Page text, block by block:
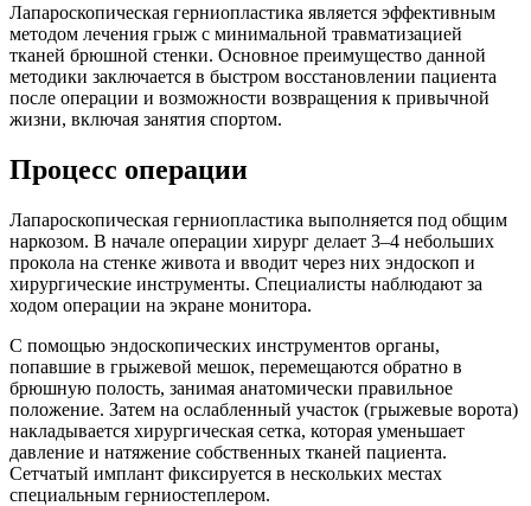
Лапароскопическая герниопластика является эффективным
методом лечения грыж с минимальной травматизацией
тканей брюшной стенки. Основное преимущество данной
методики заключается в быстром восстановлении пациента
после операции и возможности возвращения к привычной
жизни, включая занятия спортом.
Процесс операции
Лапароскопическая герниопластика выполняется под общим
наркозом. В начале операции хирург делает 3–4 небольших
прокола на стенке живота и вводит через них эндоскоп и
хирургические инструменты. Специалисты наблюдают за
ходом операции на экране монитора.
С помощью эндоскопических инструментов органы,
попавшие в грыжевой мешок, перемещаются обратно в
брюшную полость, занимая анатомически правильное
положение. Затем на ослабленный участок (грыжевые ворота)
накладывается хирургическая сетка, которая уменьшает
давление и натяжение собственных тканей пациента.
Сетчатый имплант фиксируется в нескольких местах
специальным герниостеплером.